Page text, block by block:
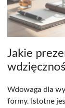
Jakie
Wdowaga dla
formy. Istotne